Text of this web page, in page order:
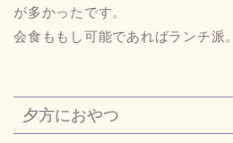
が多かったです。
会食ももし可能であればランチ派。
夕方におやつ